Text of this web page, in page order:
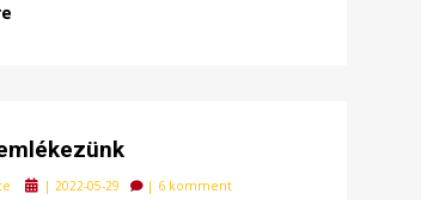
Posted
|2022-05-29 | 6 komment